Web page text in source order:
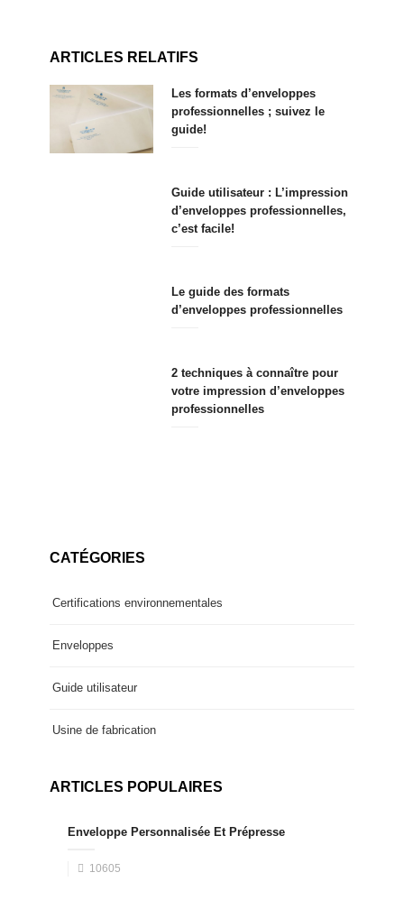
ARTICLES RELATIFS
Les formats d’enveloppes
professionnelles ; suivez le
guide!
Guide utilisateur : L’impression
d’enveloppes professionnelles,
c’est facile!
Le guide des formats
d’enveloppes professionnelles
2 techniques à connaître pour
votre impression d’enveloppes
professionnelles
CATÉGORIES
Certifications environnementales
Enveloppes
Guide utilisateur
Usine de fabrication
ARTICLES POPULAIRES
Enveloppe Personnalisée Et Prépresse
10605